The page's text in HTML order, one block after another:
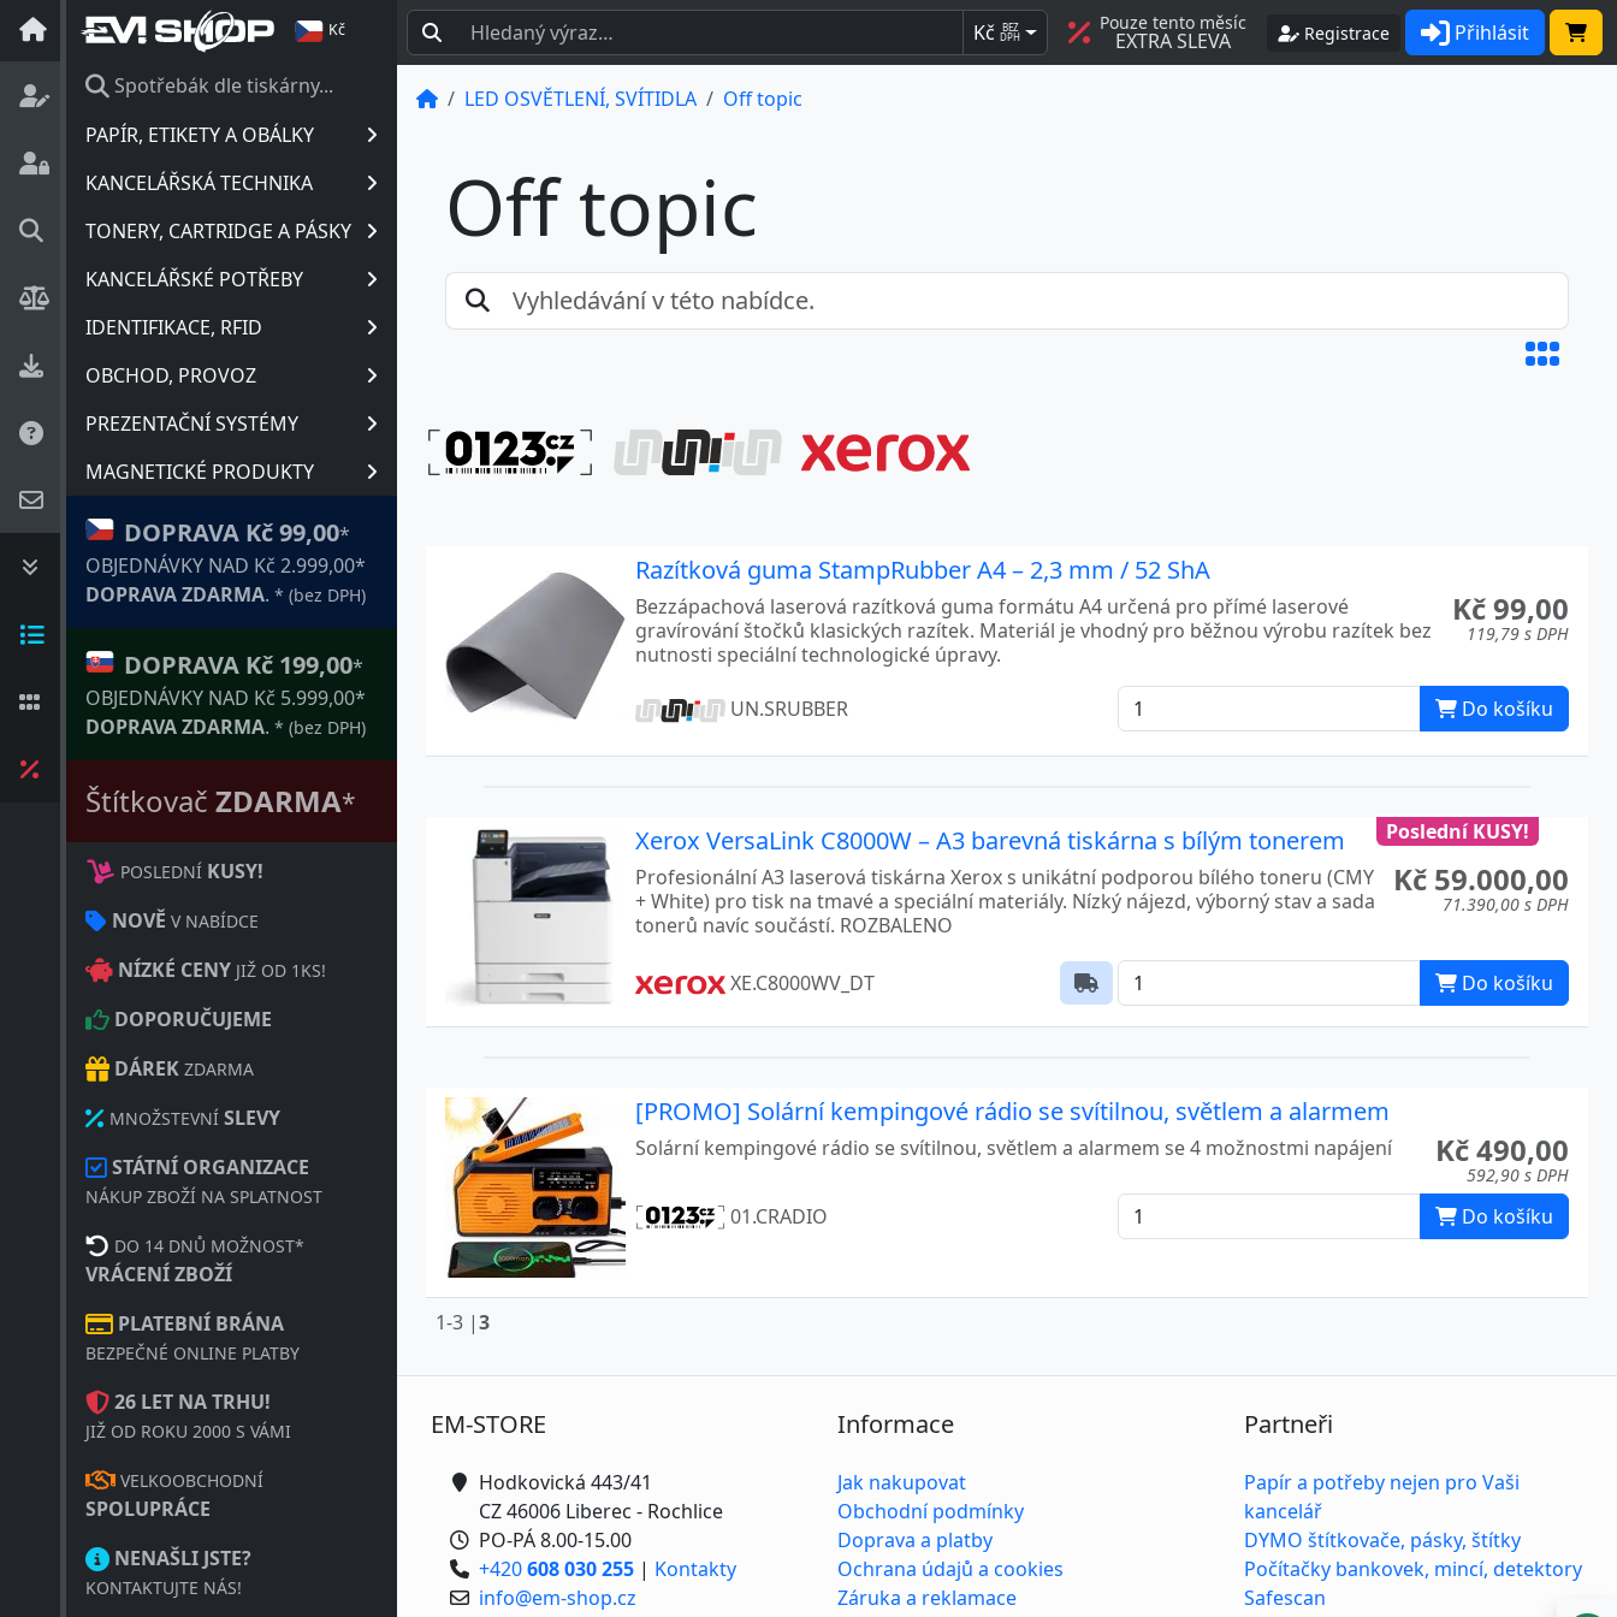
Kč
Spotřebák dle tiskárny...
PAPÍR, ETIKETY A OBÁLKY
KANCELÁŘSKÁ TECHNIKA
TONERY, CARTRIDGE A PÁSKY
KANCELÁŘSKÉ POTŘEBY
IDENTIFIKACE, RFID
OBCHOD, PROVOZ
PREZENTAČNÍ SYSTÉMY
MAGNETICKÉ PRODUKTY
DOPRAVA Kč 99,00*
OBJEDNÁVKY NAD Kč 2.999,00*
DOPRAVA ZDARMA. * (bez DPH)
DOPRAVA Kč 199,00*
OBJEDNÁVKY NAD Kč 5.999,00*
DOPRAVA ZDARMA. * (bez DPH)
Štítkovač ZDARMA*
POSLEDNÍ KUSY!
NOVĚ V NABÍDCE
NÍZKÉ CENY JIŽ OD 1KS!
DOPORUČUJEME
DÁREK ZDARMA
MNOŽSTEVNÍ SLEVY
STÁTNÍ ORGANIZACE
NÁKUP ZBOŽÍ NA SPLATNOST
DO 14 DNŮ MOŽNOST*
VRÁCENÍ ZBOŽÍ
PLATEBNÍ BRÁNA
BEZPEČNÉ ONLINE PLATBY
26 LET NA TRHU!
JIŽ OD ROKU 2000 S VÁMI
VELKOOBCHODNÍ
SPOLUPRÁCE
NENAŠLI JSTE?
KONTAKTUJTE NÁS!
Kč BEZ
DPH
Pouze tento měsíc
EXTRA SLEVA Registrace Přihlásit
LED OSVĚTLENÍ, SVÍTIDLA Off topic
Off topic
Razítková guma StampRubber A4 – 2,3 mm / 52 ShA
Kč 99,00
119,79 s DPH
Bezzápachová laserová razítková guma formátu A4 určená pro přímé laserové
gravírování štočků klasických razítek. Materiál je vhodný pro běžnou výrobu razítek bez
nutnosti speciální technologické úpravy.
UN.SRUBBER Do košíku
Poslední KUSY!
Xerox VersaLink C8000W – A3 barevná tiskárna s bílým tonerem
Kč 59.000,00
71.390,00 s DPH
Profesionální A3 laserová tiskárna Xerox s unikátní podporou bílého toneru (CMY
+ White) pro tisk na tmavé a speciální materiály. Nízký nájezd, výborný stav a sada
tonerů navíc součástí. ROZBALENO
XE.C8000WV_DT Do košíku
[PROMO] Solární kempingové rádio se svítilnou, světlem a alarmem
Kč 490,00
592,90 s DPH
Solární kempingové rádio se svítilnou, světlem a alarmem se 4 možnostmi napájení
01.CRADIO Do košíku
1-3 |3
EM-STORE
Hodkovická 443/41
CZ 46006 Liberec - Rochlice
PO-PÁ 8.00-15.00
+420608 030 255 | Kontakty
info@em-shop.cz
Informace
Jak nakupovat
Obchodní podmínky
Doprava a platby
Ochrana údajů a cookies
Záruka a reklamace
Partneři
Papír a potřeby nejen pro Vaši
kancelář
DYMO štítkovače, pásky, štítky
Počítačky bankovek, mincí, detektory
Safescan